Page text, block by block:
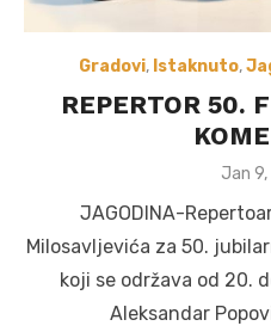
Gradovi, Istaknuto,
REPERTOR 50.
Jan
JAGODINA-
Milosavljevića za 50.
koji se održava od 20.
Aleksandar